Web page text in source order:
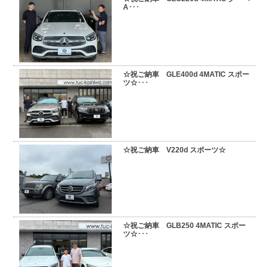
A･･･
☆祝ご納車 GLE400d 4MATIC スポー
ツ☆･･･
☆祝ご納車 V220d スポーツ☆
☆祝ご納車 GLB250 4MATIC スポー
ツ☆･･･